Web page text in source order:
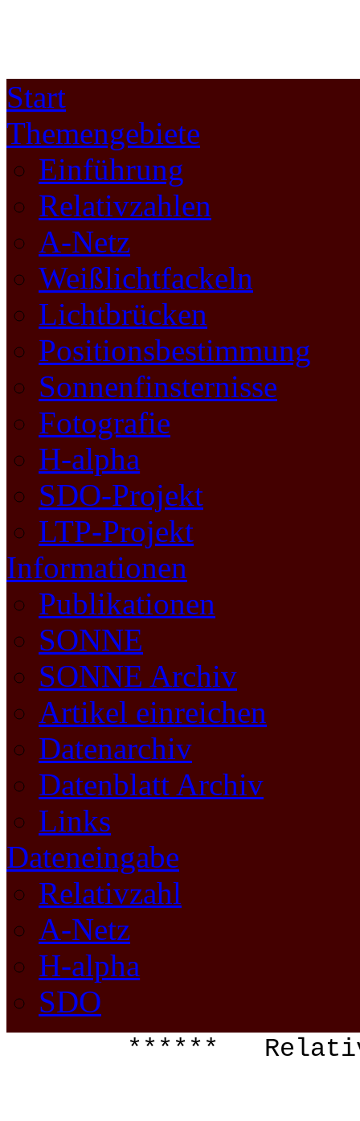
Start
Themengebiete
Einführung
Relativzahlen
A-Netz
Weißlichtfackeln
Lichtbrücken
Positionsbestimmung
Sonnenfinsternisse
Fotografie
H-alpha
SDO-Projekt
LTP-Projekt
Informationen
Publikationen
SONNE
SONNE Archiv
Artikel einreichen
Datenarchiv
Datenblatt Archiv
Links
Dateneingabe
Relativzahl
A-Netz
H-alpha
SDO
******